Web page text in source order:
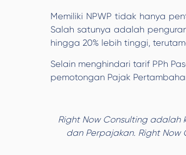
Memiliki NPWP tidak hanya
Salah satunya adalah
hingga 20% lebih tinggi,
Selain menghindari tarif PPh
pemotongan Pajak
Right Now Consulting adalah
dan Perpajakan. Right